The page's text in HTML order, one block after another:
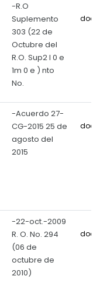
-R.O
Suplemento
303 (22 de
Octubre del
R.O. Sup2 l 0 e
1m 0 e ) nto
No.
-Acuerdo 27-
CG-2015 25 de
agosto del
2015
-22-oct.-2009
R. O. No. 294
(06 de
octubre de
2010)